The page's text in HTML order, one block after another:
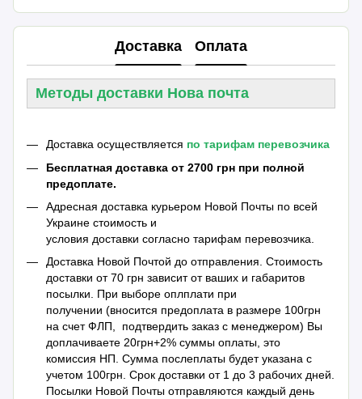
Доставка Оплата
Методы доставки Нова почта
Доставка осуществляется по тарифам перевозчика
Бесплатная доставка от 2700 грн при полной
предоплате.
Адресная доставка курьером Новой Почты по всей
Украине стоимость и
условия доставки согласно тарифам перевозчика.
Доставка Новой Почтой до отправления. Стоимость
доставки от 70 грн зависит от ваших и габаритов
посылки. При выборе оплплати при
получении (вносится предоплата в размере 100грн
на счет ФЛП, подтвердить заказ с менеджером) Вы
доплачиваете 20грн+2% суммы оплаты, это
комиссия НП. Сумма послеплаты будет указана с
учетом 100грн. Срок доставки от 1 до 3 рабочих дней.
Посылки Новой Почты отправляются каждый день